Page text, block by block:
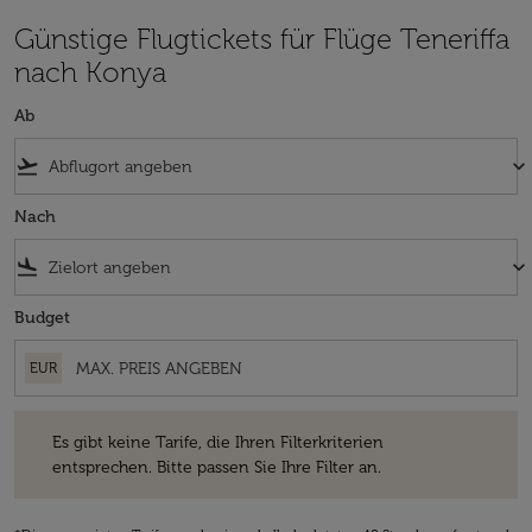
Günstige Flugtickets für Flüge Teneriffa
nach Konya
Ab
flight_takeoff keyboard_arrow_down
Nach
flight_land keyboard_arrow_down
Budget
EUR
Es gibt keine Tarife, die Ihren Filterkriterien
entsprechen. Bitte passen Sie Ihre Filter an.